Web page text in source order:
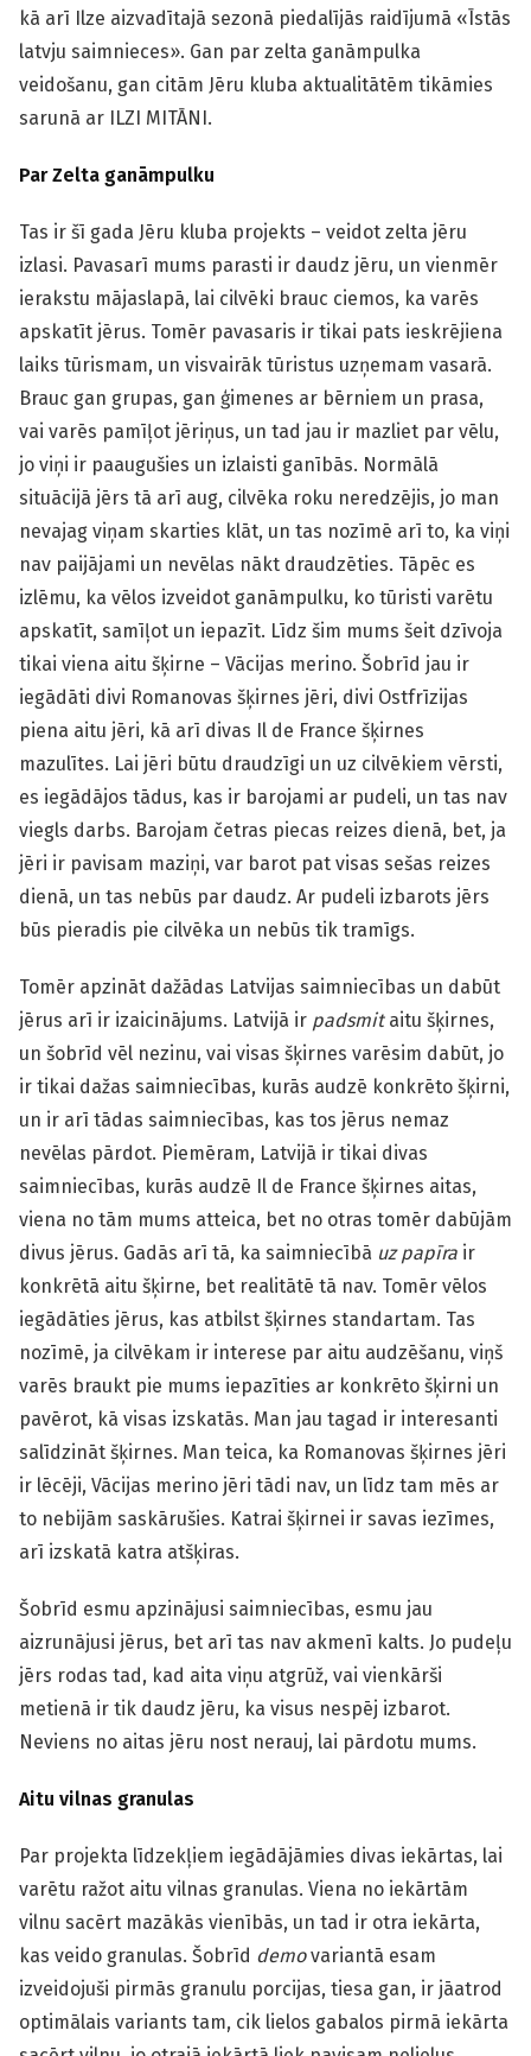
kā arī Ilze aizvadītajā sezonā piedalījās raidījumā «Īstās
latvju saimnieces». Gan par zelta ganāmpulka
veidošanu, gan citām Jēru kluba aktualitātēm tikāmies
sarunā ar ILZI MITĀNI.
Par Zelta ganāmpulku
Tas ir šī gada Jēru kluba projekts – veidot zelta jēru
izlasi. Pavasarī mums parasti ir daudz jēru, un vienmēr
ierakstu mājaslapā, lai cilvēki brauc ciemos, ka varēs
apskatīt jērus. Tomēr pavasaris ir tikai pats ieskrējiena
laiks tūrismam, un visvairāk tūristus uzņemam vasarā.
Brauc gan grupas, gan ģimenes ar bērniem un prasa,
vai varēs pamīļot jēriņus, un tad jau ir mazliet par vēlu,
jo viņi ir paaugušies un izlaisti ganībās. Normālā
situācijā jērs tā arī aug, cilvēka roku neredzējis, jo man
nevajag viņam skarties klāt, un tas nozīmē arī to, ka viņi
nav paijājami un nevēlas nākt draudzēties. Tāpēc es
izlēmu, ka vēlos izveidot ganāmpulku, ko tūristi varētu
apskatīt, samīļot un iepazīt. Līdz šim mums šeit dzīvoja
tikai viena aitu šķirne – Vācijas merino. Šobrīd jau ir
iegādāti divi Romanovas šķirnes jēri, divi Ostfrīzijas
piena aitu jēri, kā arī divas Il de France šķirnes
mazulītes. Lai jēri būtu draudzīgi un uz cilvēkiem vērsti,
es iegādājos tādus, kas ir barojami ar pudeli, un tas nav
viegls darbs. Barojam četras piecas reizes dienā, bet, ja
jēri ir pavisam maziņi, var barot pat visas sešas reizes
dienā, un tas nebūs par daudz. Ar pudeli izbarots jērs
būs pieradis pie cilvēka un nebūs tik tramīgs.
Tomēr apzināt dažādas Latvijas saimniecības un dabūt
jērus arī ir izaicinājums. Latvijā ir padsmitaitu šķirnes,
un šobrīd vēl nezinu, vai visas šķirnes varēsim dabūt, jo
ir tikai dažas saimniecības, kurās audzē konkrēto šķirni,
un ir arī tādas saimniecības, kas tos jērus nemaz
nevēlas pārdot. Piemēram, Latvijā ir tikai divas
saimniecības, kurās audzē Il de France šķirnes aitas,
viena no tām mums atteica, bet no otras tomēr dabūjām
divus jērus. Gadās arī tā, ka saimniecībā uz papīra ir
konkrētā aitu šķirne, bet realitātē tā nav. Tomēr vēlos
iegādāties jērus, kas atbilst šķirnes standartam. Tas
nozīmē, ja cilvēkam ir interese par aitu audzēšanu, viņš
varēs braukt pie mums iepazīties ar konkrēto šķirni un
pavērot, kā visas izskatās. Man jau tagad ir interesanti
salīdzināt šķirnes. Man teica, ka Romanovas šķirnes jēri
ir lēcēji, Vācijas merino jēri tādi nav, un līdz tam mēs ar
to nebijām saskārušies. Katrai šķirnei ir savas iezīmes,
arī izskatā katra atšķiras.
Šobrīd esmu apzinājusi saimniecības, esmu jau
aizrunājusi jērus, bet arī tas nav akmenī kalts. Jo pudeļu
jērs rodas tad, kad aita viņu atgrūž, vai vienkārši
metienā ir tik daudz jēru, ka visus nespēj izbarot.
Neviens no aitas jēru nost nerauj, lai pārdotu mums.
Aitu vilnas granulas
Par projekta līdzekļiem iegādājāmies divas iekārtas, lai
varētu ražot aitu vilnas granulas. Viena no iekārtām
vilnu sacērt mazākās vienībās, un tad ir otra iekārta,
kas veido granulas. Šobrīd demovariantā esam
izveidojuši pirmās granulu porcijas, tiesa gan, ir jāatrod
optimālais variants tam, cik lielos gabalos pirmā iekārta